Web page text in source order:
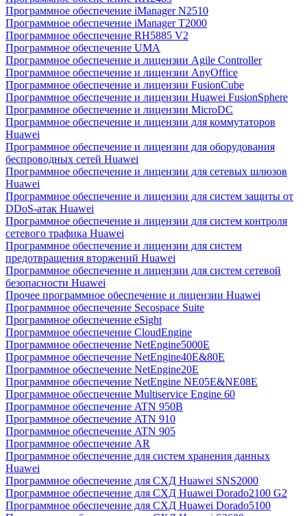
Программное обеспечение iManager N2510
Программное обеспечение iManager T2000
Программное обеспечение RH5885 V2
Программное обеспечение UMA
Программное обеспечение и лицензии Agile Controller
Программное обеспечение и лицензии AnyOffice
Программное обеспечение и лицензии FusionCube
Программное обеспечение и лицензии Huawei FusionSphere
Программное обеспечение и лицензии MicroDC
Программное обеспечение и лицензии для коммутаторов
Huawei
Программное обеспечение и лицензии для оборудования
беспроводных сетей Huawei
Программное обеспечение и лицензии для сетевых шлюзов
Huawei
Программное обеспечение и лицензии для систем защиты от
DDoS-атак Huawei
Программное обеспечение и лицензии для систем контроля
сетевого трафика Huawei
Программное обеспечение и лицензии для систем
предотвращения вторжений Huawei
Программное обеспечение и лицензии для систем сетевой
безопасности Huawei
Прочее программное обеспечение и лицензии Huawei
Программное обеспечение Secospace Suite
Программное обеспечение eSight
Программное обеспечение CloudEngine
Программное обеспечение NetEngine5000E
Программное обеспечение NetEngine40E&80E
Программное обеспечение NetEngine20E
Программное обеспечение NetEngine NE05E&NE08E
Программное обеспечение Multiservice Engine 60
Программное обеспечение ATN 950B
Программное обеспечение ATN 910
Программное обеспечение ATN 905
Программное обеспечение AR
Программное обеспечение для систем хранения данных
Huawei
Программное обеспечение для СХД Huawei SNS2000
Программное обеспечение для СХД Huawei Dorado2100 G2
Программное обеспечение для СХД Huawei Dorado5100